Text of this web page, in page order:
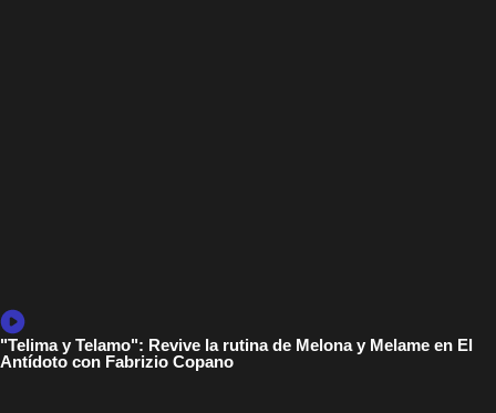
"Telima y Telamo": Revive la rutina de Melona y Melame en El
Antídoto con Fabrizio Copano